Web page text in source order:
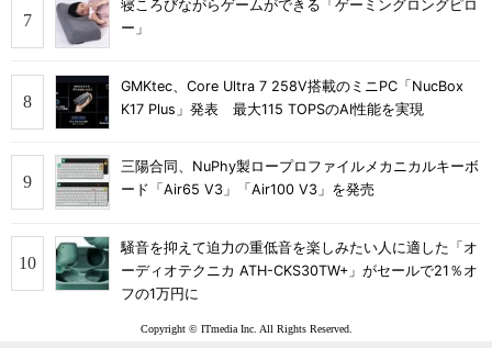
寝ころびながらゲームができる「ゲーミングロングピロ
ー」
GMKtec、Core Ultra 7 258V搭載のミニPC「NucBox
K17 Plus」発表 最大115 TOPSのAI性能を実現
三陽合同、NuPhy製ロープロファイルメカニカルキーボ
ード「Air65 V3」「Air100 V3」を発売
騒音を抑えて迫力の重低音を楽しみたい人に適した「オ
ーディオテクニカ ATH-CKS30TW+」がセールで21％オ
フの1万円に
Copyright © ITmedia Inc. All Rights Reserved.